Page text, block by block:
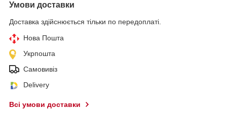
Умови доставки
Доставка здійснюється тільки по передоплаті.
Нова Пошта
Укрпошта
Самовивіз
Delivery
Всі умови доставки